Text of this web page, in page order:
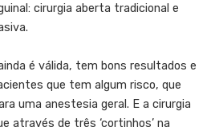
cirurgia aberta tradicional e
é válida, tem bons resultados e
que tem algum risco, que
uma anestesia geral. E a cirurgia
através de três ‘cortinhos’ na